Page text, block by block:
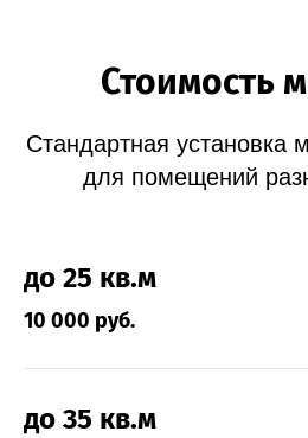
Стоимость
Стандартная установка
для помещений
до 25 кв.м
10 000 руб.
до 35 кв.м